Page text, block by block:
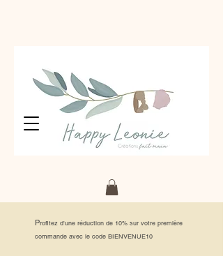
Profitez d'une réduction de 10% sur votre première
commande avec le code BIENVENUE10